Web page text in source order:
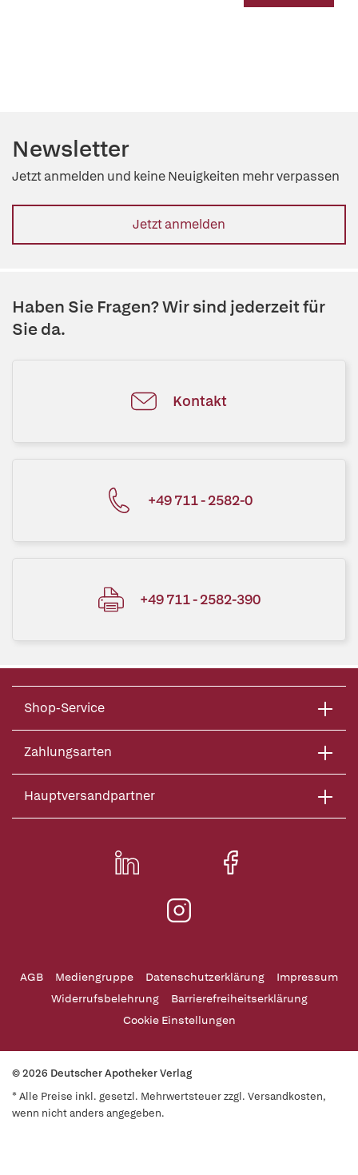
Newsletter
Jetzt anmelden und keine Neuigkeiten mehr verpassen
Jetzt anmelden
Haben Sie Fragen? Wir sind jederzeit für
Sie da.
Kontakt
+49 711 - 2582-0
+49 711 - 2582-390
Shop-Service
Zahlungsarten
Hauptversandpartner
AGB Mediengruppe Datenschutzerklärung
Impressum
Widerrufsbelehrung
Barrierefreiheitserklärung
Cookie Einstellungen
© 2026 Deutscher Apotheker Verlag
* Alle Preise inkl. gesetzl. Mehrwertsteuer zzgl. Versandkosten,
wenn nicht anders angegeben.